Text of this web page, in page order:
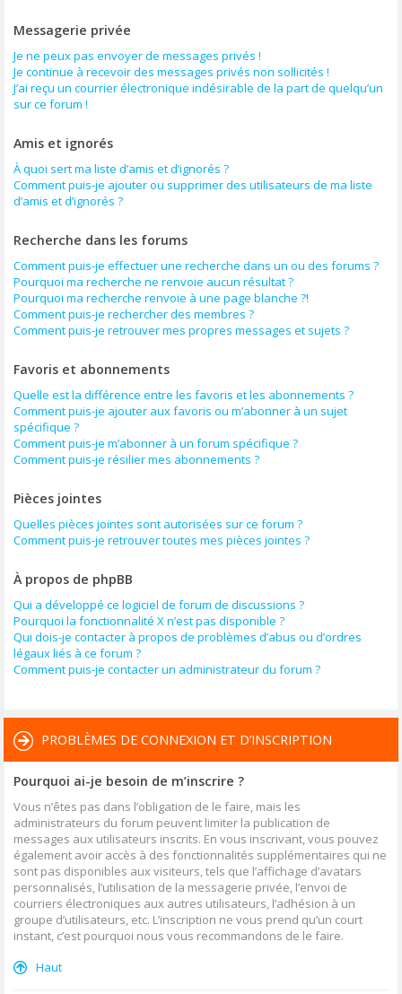
Messagerie privée
Je ne peux pas envoyer de messages privés !
Je continue à recevoir des messages privés non sollicités !
J’ai reçu un courrier électronique indésirable de la part de quelqu’un
sur ce forum !
Amis et ignorés
À quoi sert ma liste d’amis et d’ignorés ?
Comment puis-je ajouter ou supprimer des utilisateurs de ma liste
d’amis et d’ignorés ?
Recherche dans les forums
Comment puis-je effectuer une recherche dans un ou des forums ?
Pourquoi ma recherche ne renvoie aucun résultat ?
Pourquoi ma recherche renvoie à une page blanche ?!
Comment puis-je rechercher des membres ?
Comment puis-je retrouver mes propres messages et sujets ?
Favoris et abonnements
Quelle est la différence entre les favoris et les abonnements ?
Comment puis-je ajouter aux favoris ou m’abonner à un sujet
spécifique ?
Comment puis-je m’abonner à un forum spécifique ?
Comment puis-je résilier mes abonnements ?
Pièces jointes
Quelles pièces jointes sont autorisées sur ce forum ?
Comment puis-je retrouver toutes mes pièces jointes ?
À propos de phpBB
Qui a développé ce logiciel de forum de discussions ?
Pourquoi la fonctionnalité X n’est pas disponible ?
Qui dois-je contacter à propos de problèmes d’abus ou d’ordres
légaux liés à ce forum ?
Comment puis-je contacter un administrateur du forum ?
PROBLÈMES DE CONNEXION ET D’INSCRIPTION
Pourquoi ai-je besoin de m’inscrire ?
Vous n’êtes pas dans l’obligation de le faire, mais les
administrateurs du forum peuvent limiter la publication de
messages aux utilisateurs inscrits. En vous inscrivant, vous pouvez
également avoir accès à des fonctionnalités supplémentaires qui ne
sont pas disponibles aux visiteurs, tels que l’affichage d’avatars
personnalisés, l’utilisation de la messagerie privée, l’envoi de
courriers électroniques aux autres utilisateurs, l’adhésion à un
groupe d’utilisateurs, etc. L’inscription ne vous prend qu’un court
instant, c’est pourquoi nous vous recommandons de le faire.
Haut